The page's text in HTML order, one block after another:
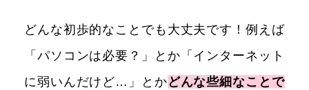
どんな初歩的なことでも大丈夫です！例えば
「パソコンは必要？」とか「インターネット
に弱いんだけど…」とかどんな些細なことで